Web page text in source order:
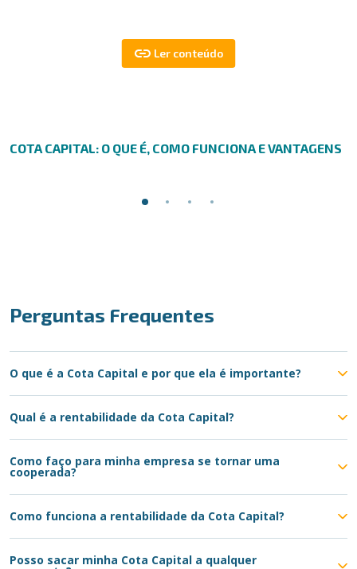
COTA CAPITAL: O QUE É, COMO FUNCIONA E VANTAGENS
Perguntas Frequentes
O que é a Cota Capital e por que ela é importante?
Qual é a rentabilidade da Cota Capital?
Como faço para minha empresa se tornar uma
cooperada?
Como funciona a rentabilidade da Cota Capital?
Posso sacar minha Cota Capital a qualquer